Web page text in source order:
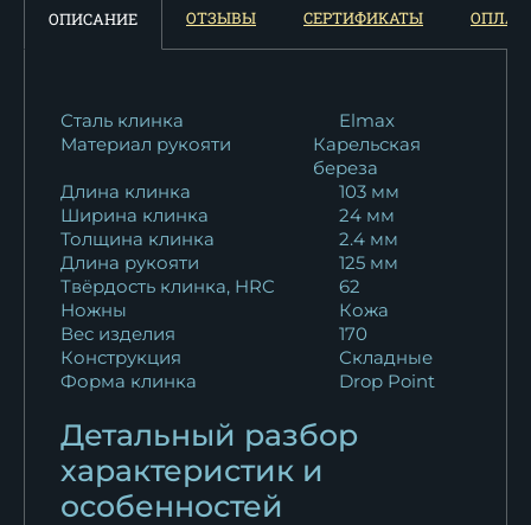
Нож складной Аист дамаск...
56 195
ОПИСАНИЕ ОТЗЫВЫ СЕРТИФИКАТЫ
Сталь клинка
Elmax
Материал рукояти
Карельская
береза
Длина клинка
103 мм
Ширина клинка
24 мм
Толщина клинка
2.4 мм
Длина рукояти
125 мм
Твёрдость клинка, HRC
62
Ножны
Кожа
Вес изделия
170
Конструкция
Складные
Форма клинка
Drop Point
Детальный разбор
характеристик и
особенностей